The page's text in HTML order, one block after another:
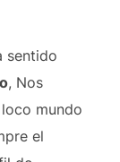
sentido
, Nos
mundo
el